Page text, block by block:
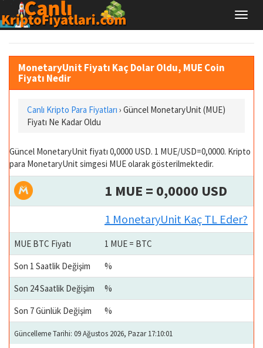
MonetaryUnit Fiyatı Kaç Dolar Oldu, MUE Coin
Fiyatı Nedir
Canlı Kripto Para Fiyatları › Güncel MonetaryUnit (MUE)
Fiyatı Ne Kadar Oldu
Güncel MonetaryUnit fiyatı 0,0000 USD. 1 MUE/USD=0,0000. Kripto
para MonetaryUnit simgesi MUE olarak gösterilmektedir.
1 MUE = 0,0000 USD
1 MonetaryUnit Kaç TL Eder?
MUE BTC Fiyatı
1 MUE = BTC
Son 1 Saatlik Değişim
%
Son 24 Saatlik Değişim
%
Son 7 Günlük Değişim
%
Güncelleme Tarihi: 09 Ağustos 2026, Pazar 17:10:01